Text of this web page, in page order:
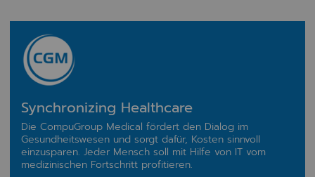
Synchronizing Healthcare
Die CompuGroup Medical fördert den Dialog im
Gesundheitswesen und sorgt dafür, Kosten sinnvoll
einzusparen. Jeder Mensch soll mit Hilfe von IT vom
medizinischen Fortschritt profitieren.